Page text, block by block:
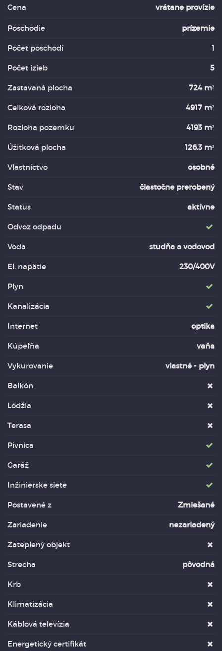
Cena vrátane provízie
Poschodie prízemie
Počet poschodí 1
Počet izieb 5
Zastavaná plocha 724 m²
Celková rozloha 4917 m²
Rozloha pozemku 4193 m²
Úžitková plocha 126.3 m²
Vlastníctvo osobné
Stav čiastočne prerobený
Status aktívne
Odvoz odpadu
Voda studňa a vodovod
El. napätie 230/400V
Plyn
Kanalizácia
Internet optika
Kúpeľňa vaňa
Vykurovanie vlastné - plyn
Balkón
Lódžia
Terasa
Pivnica
Garáž
Inžinierske siete
Postavené z Zmiešané
Zariadenie nezariadený
Zateplený objekt
Strecha pôvodná
Krb
Klimatizácia
Káblová televízia
Energetický certifikát